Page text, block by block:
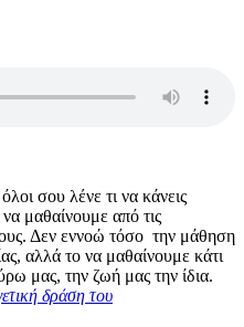
σου λένε τι να κάνεις
μαθαίνουμε από τις
Δεν εννοώ τόσο την μάθηση
αλλά το να μαθαίνουμε κάτι
μας, την ζωή μας την ίδια.
δράση του